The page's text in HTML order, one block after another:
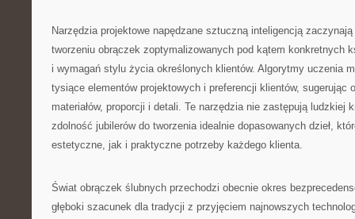
Narzędzia projektowe napędzane sztuczną inteligencją
tworzeniu obrączek zoptymalizowanych pod kątem konkretnych
i wymagań stylu życia określonych klientów. Algorytmy uczenia
tysiące elementów projektowych i preferencji klientów, sugerując
materiałów, proporcji i detali. Te narzędzia nie zastępują ludzkiej
zdolność jubilerów do tworzenia idealnie dopasowanych dzieł,
estetyczne, jak i praktyczne potrzeby każdego klienta.
Świat obrączek ślubnych przechodzi obecnie okres
głęboki szacunek dla tradycji z przyjęciem najnowszych